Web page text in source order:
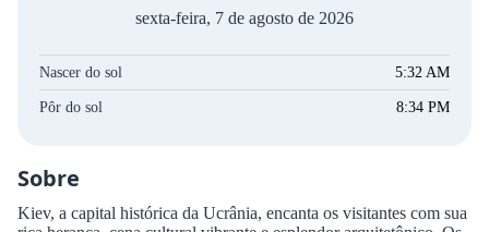
sexta-feira, 7 de agosto de 2026
Nascer do sol 5:32 AM
Pôr do sol 8:34 PM
Sobre
Kiev, a capital histórica da Ucrânia, encanta os visitantes com sua